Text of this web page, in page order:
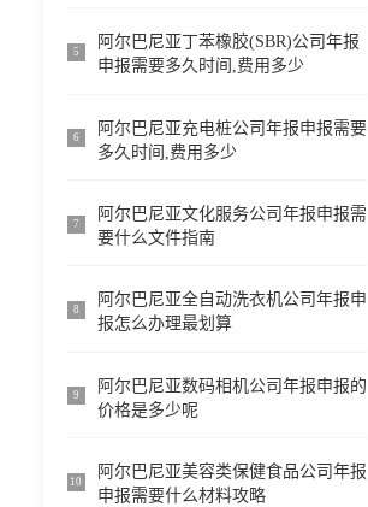
5
阿尔巴尼亚丁苯橡胶(SBR)公司年报
申报需要多久时间,费用多少
6
阿尔巴尼亚充电桩公司年报申报需要
多久时间,费用多少
7
阿尔巴尼亚文化服务公司年报申报需
要什么文件指南
8
阿尔巴尼亚全自动洗衣机公司年报申
报怎么办理最划算
9
阿尔巴尼亚数码相机公司年报申报的
价格是多少呢
10
阿尔巴尼亚美容类保健食品公司年报
申报需要什么材料攻略